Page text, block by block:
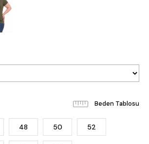
Beden Tablosu
48 50 52